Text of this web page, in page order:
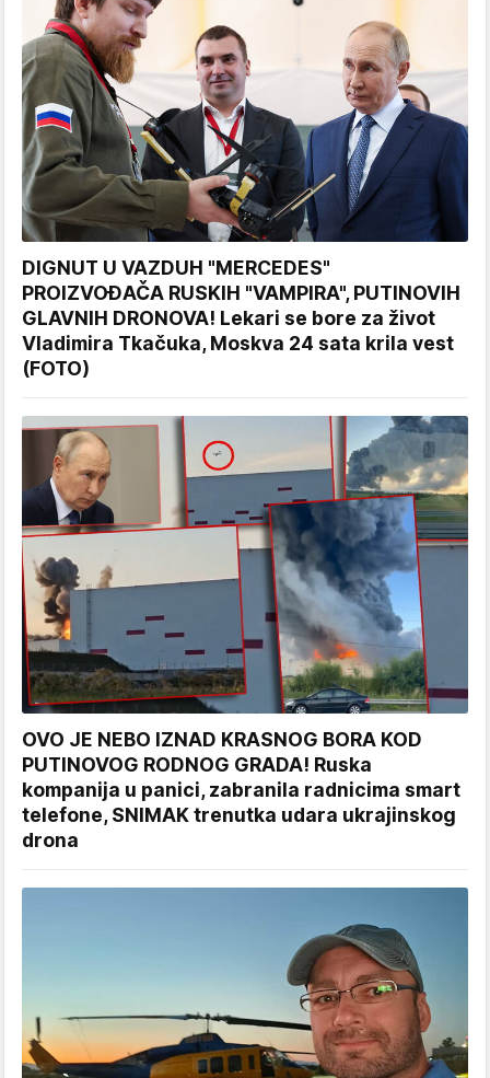
DIGNUT U VAZDUH "MERCEDES"
PROIZVOĐAČA RUSKIH "VAMPIRA", PUTINOVIH
GLAVNIH DRONOVA! Lekari se bore za život
Vladimira Tkačuka, Moskva 24 sata krila vest
(FOTO)
OVO JE NEBO IZNAD KRASNOG BORA KOD
PUTINOVOG RODNOG GRADA! Ruska
kompanija u panici, zabranila radnicima smart
telefone, SNIMAK trenutka udara ukrajinskog
drona